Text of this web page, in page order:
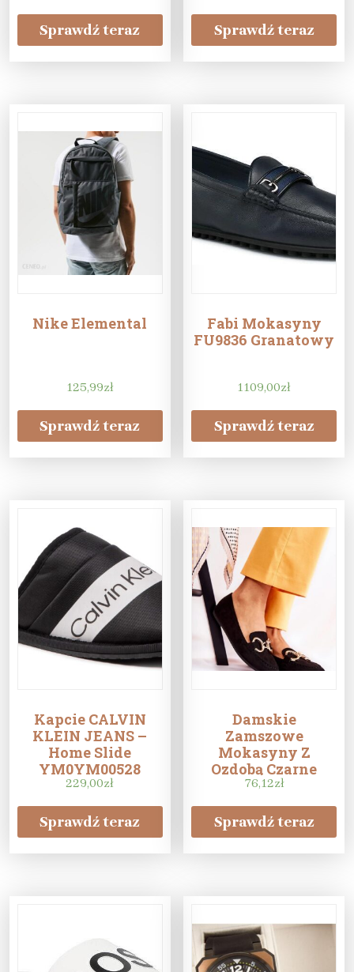
Sprawdź teraz Sprawdź teraz
Nike Elemental
125,99zł
Sprawdź teraz
Fabi Mokasyny
FU9836 Granatowy
1109,00zł
Sprawdź teraz
Kapcie CALVIN
KLEIN JEANS –
Home Slide
YM0YM00528
Black BDS
229,00zł
Sprawdź teraz
Damskie
Zamszowe
Mokasyny Z
Ozdobą Czarne
Reality
76,12zł
Sprawdź teraz